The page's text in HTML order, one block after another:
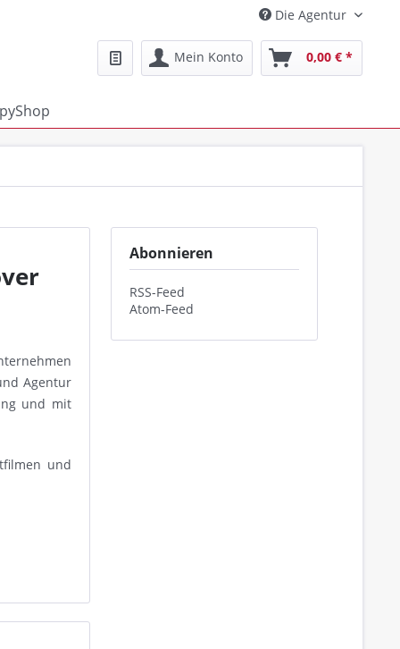
Die Agentur
Mein Konto 0,00 € *
Abonnieren
RSS-Feed
Atom-Feed
Agentur
und mit
und